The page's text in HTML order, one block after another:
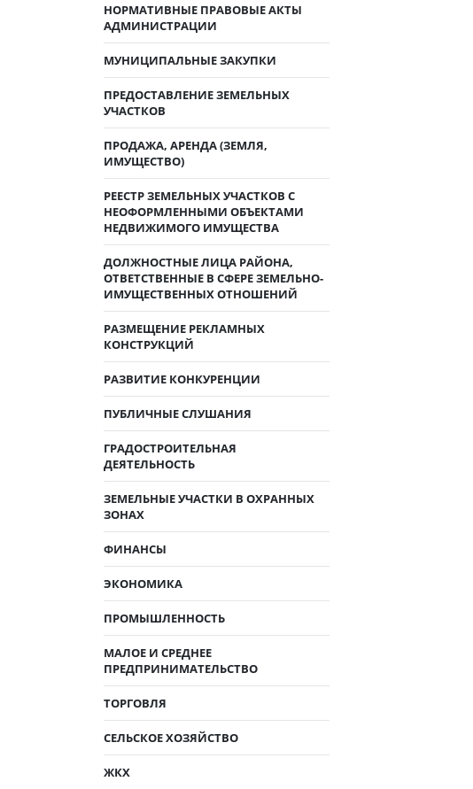
НОРМАТИВНЫЕ ПРАВОВЫЕ АКТЫ
АДМИНИСТРАЦИИ
МУНИЦИПАЛЬНЫЕ ЗАКУПКИ
ПРЕДОСТАВЛЕНИЕ ЗЕМЕЛЬНЫХ
УЧАСТКОВ
ПРОДАЖА, АРЕНДА (ЗЕМЛЯ,
ИМУЩЕСТВО)
РЕЕСТР ЗЕМЕЛЬНЫХ УЧАСТКОВ С
НЕОФОРМЛЕННЫМИ ОБЪЕКТАМИ
НЕДВИЖИМОГО ИМУЩЕСТВА
ДОЛЖНОСТНЫЕ ЛИЦА РАЙОНА,
ОТВЕТСТВЕННЫЕ В СФЕРЕ ЗЕМЕЛЬНО-
ИМУЩЕСТВЕННЫХ ОТНОШЕНИЙ
РАЗМЕЩЕНИЕ РЕКЛАМНЫХ
КОНСТРУКЦИЙ
РАЗВИТИЕ КОНКУРЕНЦИИ
ПУБЛИЧНЫЕ СЛУШАНИЯ
ГРАДОСТРОИТЕЛЬНАЯ
ДЕЯТЕЛЬНОСТЬ
ЗЕМЕЛЬНЫЕ УЧАСТКИ В ОХРАННЫХ
ЗОНАХ
ФИНАНСЫ
ЭКОНОМИКА
ПРОМЫШЛЕННОСТЬ
МАЛОЕ И СРЕДНЕЕ
ПРЕДПРИНИМАТЕЛЬСТВО
ТОРГОВЛЯ
СЕЛЬСКОЕ ХОЗЯЙСТВО
ЖКХ